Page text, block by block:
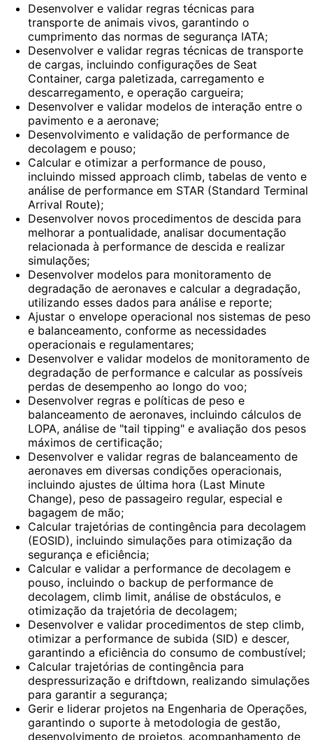
Desenvolver e validar regras técnicas para
transporte de animais vivos, garantindo o
cumprimento das normas de segurança IATA;
Desenvolver e validar regras técnicas de transporte
de cargas, incluindo configurações de Seat
Container, carga paletizada, carregamento e
descarregamento, e operação cargueira;
Desenvolver e validar modelos de interação entre o
pavimento e a aeronave;
Desenvolvimento e validação de performance de
decolagem e pouso;
Calcular e otimizar a performance de pouso,
incluindo missed approach climb, tabelas de vento e
análise de performance em STAR (Standard Terminal
Arrival Route);
Desenvolver novos procedimentos de descida para
melhorar a pontualidade, analisar documentação
relacionada à performance de descida e realizar
simulações;
Desenvolver modelos para monitoramento de
degradação de aeronaves e calcular a degradação,
utilizando esses dados para análise e reporte;
Ajustar o envelope operacional nos sistemas de peso
e balanceamento, conforme as necessidades
operacionais e regulamentares;
Desenvolver e validar modelos de monitoramento de
degradação de performance e calcular as possíveis
perdas de desempenho ao longo do voo;
Desenvolver regras e políticas de peso e
balanceamento de aeronaves, incluindo cálculos de
LOPA, análise de "tail tipping" e avaliação dos pesos
máximos de certificação;
Desenvolver e validar regras de balanceamento de
aeronaves em diversas condições operacionais,
incluindo ajustes de última hora (Last Minute
Change), peso de passageiro regular, especial e
bagagem de mão;
Calcular trajetórias de contingência para decolagem
(EOSID), incluindo simulações para otimização da
segurança e eficiência;
Calcular e validar a performance de decolagem e
pouso, incluindo o backup de performance de
decolagem, climb limit, análise de obstáculos, e
otimização da trajetória de decolagem;
Desenvolver e validar procedimentos de step climb,
otimizar a performance de subida (SID) e descer,
garantindo a eficiência do consumo de combustível;
Calcular trajetórias de contingência para
despressurização e driftdown, realizando simulações
para garantir a segurança;
Gerir e liderar projetos na Engenharia de Operações,
garantindo o suporte à metodologia de gestão,
desenvolvimento de projetos, acompanhamento de